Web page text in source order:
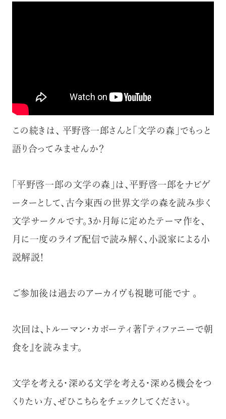
注目の記事
10年後の自分のためにやるべきこと
俳優
超絶技巧が生み出すエナメル工芸
この続きは、 平野啓一郎さんと「文学の森」でもっと
語り合ってみませんか？
「平野啓一郎の文学の森」は、平野啓一郎をナビゲ
ーターとして、古今東西の世界文学の森を読み歩く
文学サークルです。3か月毎に定めたテーマ作を、
月に一度のライブ配信で読み解く、小説家による小
説解説！
ご参加後は過去のアーカイヴも視聴可能です 。
次回は、トルーマン・カポーティ著『ティファニーで朝
食を』を読みます。
文学を考える・深める文学を考える・深める機会をつ
くりたい方、ぜひこちらをチェックしてください。